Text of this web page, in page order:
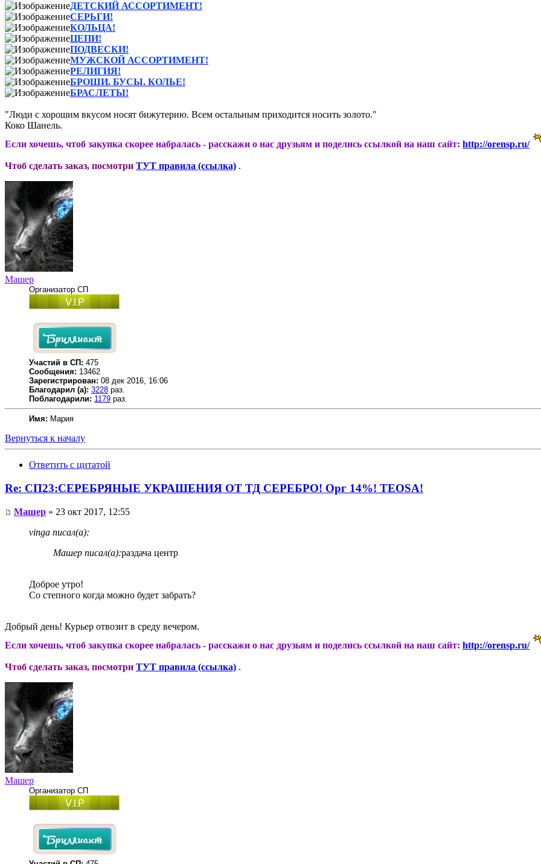
ДЕТСКИЙ АССОРТИМЕНТ!
СЕРЬГИ!
КОЛЬЦА!
ЦЕПИ!
ПОДВЕСКИ!
МУЖСКОЙ АССОРТИМЕНТ!
РЕЛИГИЯ!
БРОШИ. БУСЫ. КОЛЬЕ!
БРАСЛЕТЫ!
"Люди с хорошим вкусом носят бижутерию. Всем остальным приходится носить золото."
Коко Шанель.
Если хочешь, чтоб закупка скорее набралась - расскажи о нас друзьям и поделись ссылкой на наш сайт: http://orensp.ru/
Чтоб сделать заказ, посмотри ТУТ правила (ссылка) .
Машер
Организатор СП
Участий в СП: 475
Сообщения: 13462
Зарегистрирован: 08 дек 2016, 16:06
Благодарил (а): 3228 раз.
Поблагодарили: 1179 раз.
Имя: Мария
Вернуться к началу
Ответить с цитатой
Re: СП23:СЕРЕБРЯНЫЕ УКРАШЕНИЯ ОТ ТД СЕРЕБРО! Орг 14%! TEOSA!
Машер » 23 окт 2017, 12:55
vinga писал(а):
Машер писал(а):раздача центр
Доброе утро!
Со степного когда можно будет забрать?
Добрый день! Курьер отвозит в среду вечером.
Если хочешь, чтоб закупка скорее набралась - расскажи о нас друзьям и поделись ссылкой на наш сайт: http://orensp.ru/
Чтоб сделать заказ, посмотри ТУТ правила (ссылка) .
Машер
Организатор СП